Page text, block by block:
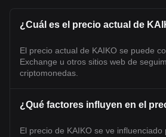
¿Cuál es el precio actual de
El precio actual de KAIKO se puede
Exchange u otros sitios web de
criptomonedas.
¿Qué factores influyen en el
El precio de KAIKO se ve